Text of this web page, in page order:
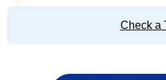
Check a